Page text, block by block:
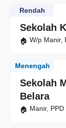
Sekolah
Rendah
W/p Manir,
Sekolah
Belara
Menengah
Manir,